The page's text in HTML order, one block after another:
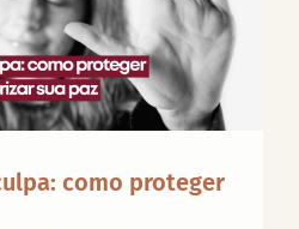
como proteger